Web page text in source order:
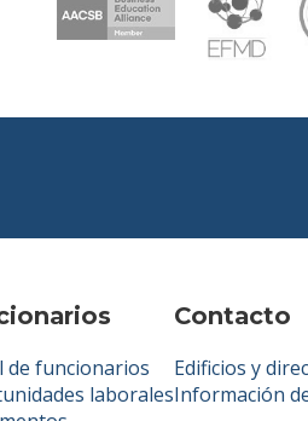
de funcionarios
laborales
Contacto
Edificios y
Información